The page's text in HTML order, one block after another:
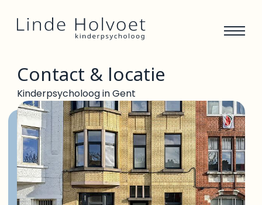
Contact & locatie
Kinderpsycholoog in Gent